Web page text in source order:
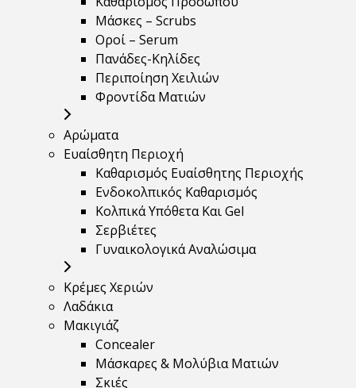
Μάσκες – Scrubs
Οροί – Serum
Πανάδες-Κηλίδες
Περιποίηση Χειλιών
Φροντίδα Ματιών
Αρώματα
Ευαίσθητη Περιοχή
Καθαρισμός Ευαίσθητης Περιοχής
Ενδοκολπικός Καθαρισμός
Κολπικά Υπόθετα Και Gel
Σερβιέτες
Γυναικολογικά Αναλώσιμα
Κρέμες Χεριών
Λαδάκια
Μακιγιάζ
Concealer
Μάσκαρες & Μολύβια Ματιών
Σκιές